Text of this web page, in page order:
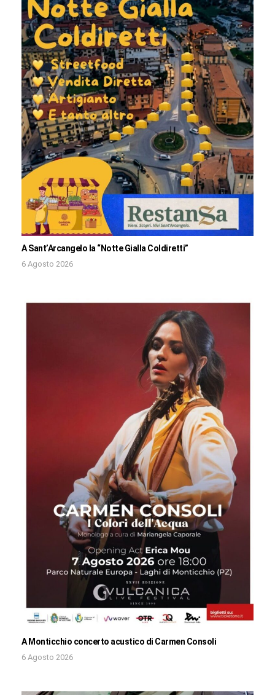
A Sant’Arcangelo la “Notte Gialla Coldiretti”
6 Agosto 2026
A Monticchio concerto acustico di Carmen Consoli
6 Agosto 2026